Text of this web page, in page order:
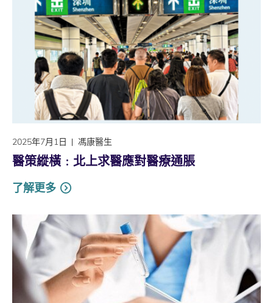
2025年7月1日 馮康醫生
醫策縱橫﹕北上求醫應對醫療通脹
了解更多